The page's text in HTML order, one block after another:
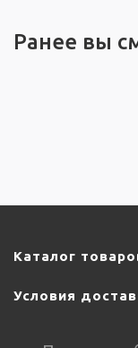
Ранее вы
Каталог
Условия